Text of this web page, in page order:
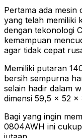
Pertama ada
yang telah memiliki
dengan tekonologi
kemampuan
agar tidak cepat
Memiliki putaran
bersih sempurna
selain hadir dalam
dimensi 59,5 x 52 x
Bagi yang ingin
0804AWH ini